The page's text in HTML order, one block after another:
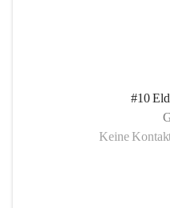
#10
Keine